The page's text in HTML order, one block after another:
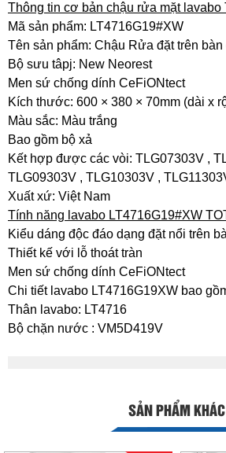
Thông tin cơ bản chậu rửa mặt lavabo
Mã sản phẩm: LT4716G19#XW
Tên sản phẩm: Chậu Rửa đặt trên bàn
Bộ sưu tâpj: New Neorest
Men sứ chống dính CeFiONtect
Kích thước: 600 × 380 × 70mm (dài x
Màu sắc: Màu trắng
Bao gồm bộ xả
Kết hợp được các vòi: TLG07303V ,
TLG09303V , TLG10303V ,
Xuất xứ: Việt Nam
Tính năng lavabo LT4716G19#XW
Kiểu dáng độc đáo dạng đặt nổi trên
Thiết kế với lỗ thoát tràn
Men sứ chống dính CeFiONtect
Chi tiết lavabo LT4716G19XW bao
Thân lavabo: LT4716
Bộ chặn nước : VM5D419V
SẢN PHẨM KHÁC